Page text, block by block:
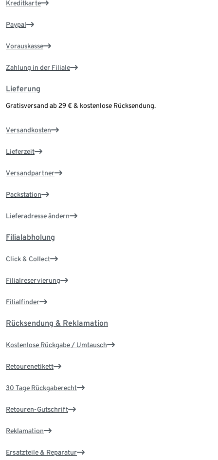
Kreditkarte
Paypal
Vorauskasse
Zahlung in der Filiale
Lieferung
Gratisversand ab 29 € & kostenlose Rücksendung.
Versandkosten
Lieferzeit
Versandpartner
Packstation
Lieferadresse ändern
Filialabholung
Click & Collect
Filialreservierung
Filialfinder
Rücksendung & Reklamation
Kostenlose Rückgabe / Umtausch
Retourenetikett
30 Tage Rückgaberecht
Retouren-Gutschrift
Reklamation
Ersatzteile & Reparatur